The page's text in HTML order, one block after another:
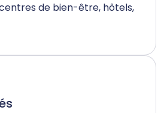
de bien-être, hôtels,